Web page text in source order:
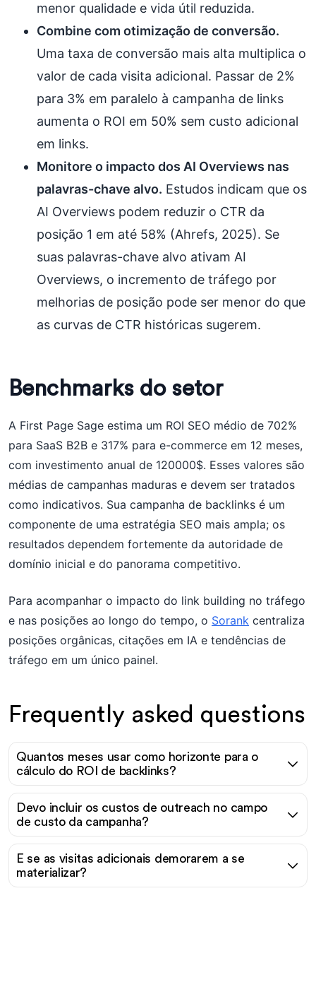
menor qualidade e vida útil reduzida.
Combine com otimização de conversão.
Uma taxa de conversão mais alta multiplica o
valor de cada visita adicional. Passar de 2%
para 3% em paralelo à campanha de links
aumenta o ROI em 50% sem custo adicional
em links.
Monitore o impacto dos AI Overviews nas
palavras-chave alvo. Estudos indicam que os
AI Overviews podem reduzir o CTR da
posição 1 em até 58% (Ahrefs, 2025). Se
suas palavras-chave alvo ativam AI
Overviews, o incremento de tráfego por
melhorias de posição pode ser menor do que
as curvas de CTR históricas sugerem.
Benchmarks do setor
A First Page Sage estima um ROI SEO médio de 702%
para SaaS B2B e 317% para e-commerce em 12 meses,
com investimento anual de 120000$. Esses valores são
médias de campanhas maduras e devem ser tratados
como indicativos. Sua campanha de backlinks é um
componente de uma estratégia SEO mais ampla; os
resultados dependem fortemente da autoridade de
domínio inicial e do panorama competitivo.
Para acompanhar o impacto do link building no tráfego
e nas posições ao longo do tempo, o Sorank centraliza
posições orgânicas, citações em IA e tendências de
tráfego em um único painel.
Frequently asked questions
Quantos meses usar como horizonte para o
cálculo do ROI de backlinks?
Devo incluir os custos de outreach no campo
de custo da campanha?
E se as visitas adicionais demorarem a se
materializar?